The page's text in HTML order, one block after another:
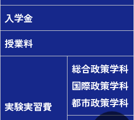
入学金
授業料
実験実習費
総合政策学科
国際政策学科
都市政策学科